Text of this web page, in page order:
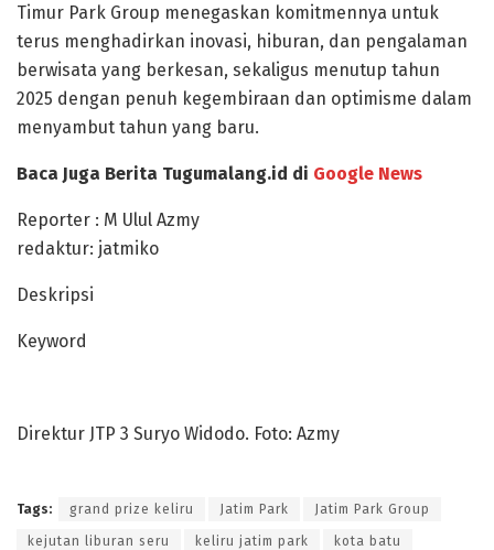
Timur Park Group menegaskan komitmennya untuk
terus menghadirkan inovasi, hiburan, dan pengalaman
berwisata yang berkesan, sekaligus menutup tahun
2025 dengan penuh kegembiraan dan optimisme dalam
menyambut tahun yang baru.
Baca Juga Berita Tugumalang.id di Google News
Reporter : M Ulul Azmy
redaktur: jatmiko
Deskripsi
Keyword
Direktur JTP 3 Suryo Widodo. Foto: Azmy
Tags: grand prize keliru Jatim Park Jatim Park Group
kejutan liburan seru keliru jatim park kota batu